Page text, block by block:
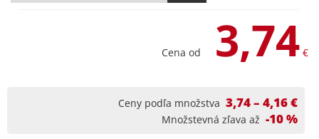
Cena od 3,74 €
Ceny podľa množstva 3,74 – 4,16 €
Množstevná zľava až -10 %